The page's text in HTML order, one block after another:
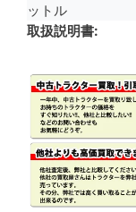
ットル
取扱説明書